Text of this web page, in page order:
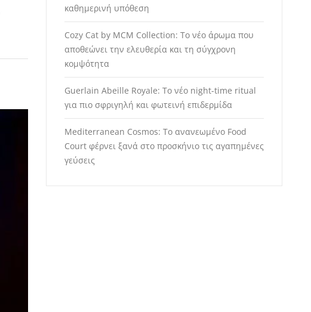
καθημερινή υπόθεση
Cozy Cat by MCM Collection: Το νέο άρωμα που
αποθεώνει την ελευθερία και τη σύγχρονη
κομψότητα
Guerlain Abeille Royale: Το νέο night-time ritual
για πιο σφριγηλή και φωτεινή επιδερμίδα
Mediterranean Cosmos: Το ανανεωμένο Food
Court φέρνει ξανά στο προσκήνιο τις αγαπημένες
γεύσεις